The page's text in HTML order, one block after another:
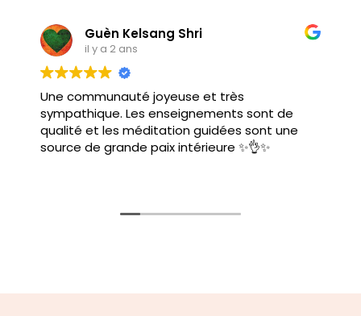
Guèn Kelsang Shri
il y a 2 ans
Une communauté joyeuse et très
sympathique. Les enseignements sont de
qualité et les méditation guidées sont une
source de grande paix intérieure ✨👌✨